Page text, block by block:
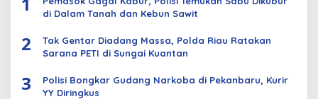
di Dalam Tanah dan Kebun Sawit
2
Tak Gentar Diadang Massa, Polda Riau Ratakan
Sarana PETI di Sungai Kuantan
3
Polisi Bongkar Gudang Narkoba di Pekanbaru, Kurir
YY Diringkus